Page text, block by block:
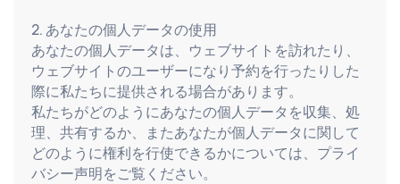
2. あなたの個人データの使用
あなたの個人データは、ウェブサイトを訪れたり、
ウェブサイトのユーザーになり予約を行ったりした
際に私たちに提供される場合があります。
私たちがどのようにあなたの個人データを収集、処
理、共有するか、またあなたが個人データに関して
どのように権利を行使できるかについては、プライ
バシー声明をご覧ください。